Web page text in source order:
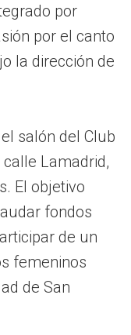
por
por el canto
la dirección de
salón del Club
Lamadrid,
El objetivo
fondos
de un
femeninos
de San